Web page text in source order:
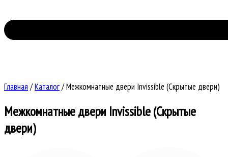
Главная /Каталог/Межкомнатные двери Invissible (Скрытые двери)
Межкомнатные двери Invissible (Скрытые
двери)